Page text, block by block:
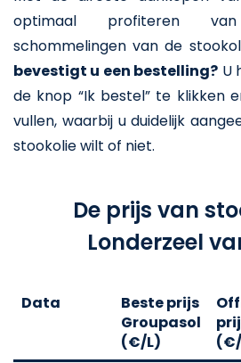
optimaal profiteren
schommelingen van de
bevestigt u een bestelling? U
de knop “Ik bestel” te klikken
vullen, waarbij u duidelijk
stookolie wilt of niet.
De prijs van
Londerzeel
Data
Beste prijs
Groupasol
(€/L)